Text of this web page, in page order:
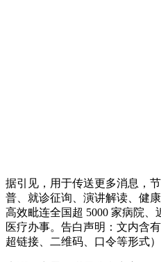
据引见，用于传送更多消息，
普、就诊征询、演讲解读、健
高效毗连全国超 5000 家病院、
医疗办事。告白声明：文内含
超链接、二维码、口令等形式